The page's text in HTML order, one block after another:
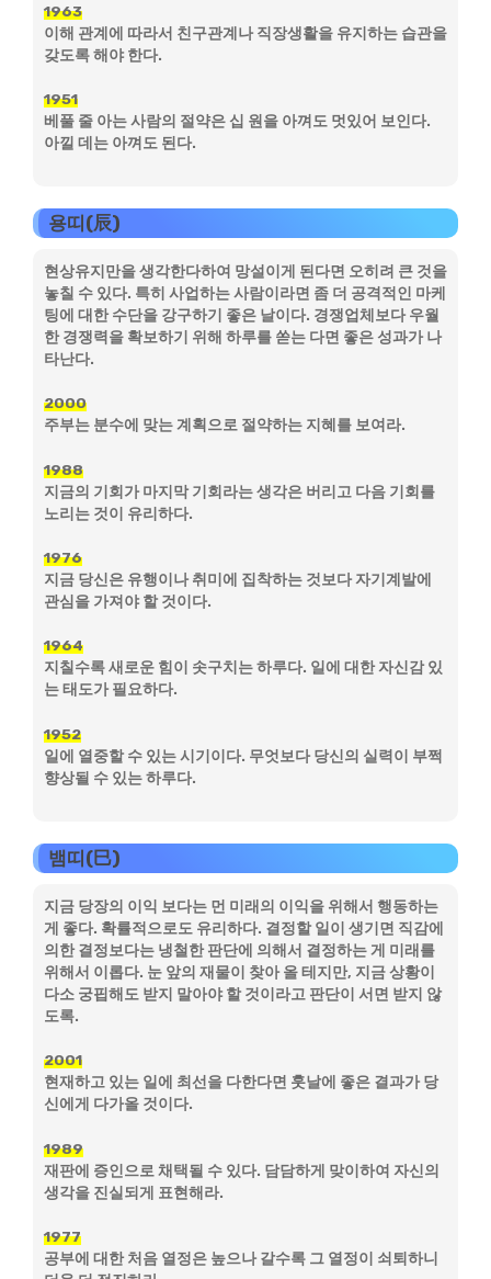
1963
이해 관계에 따라서 친구관계나 직장생활을 유지하는 습관을
갖도록 해야 한다.
1951
베풀 줄 아는 사람의 절약은 십 원을 아껴도 멋있어 보인다.
아낄 데는 아껴도 된다.
용띠(辰)
현상유지만을 생각한다하여 망설이게 된다면 오히려 큰 것을
놓칠 수 있다. 특히 사업하는 사람이라면 좀 더 공격적인 마케
팅에 대한 수단을 강구하기 좋은 날이다. 경쟁업체보다 우월
한 경쟁력을 확보하기 위해 하루를 쏟는 다면 좋은 성과가 나
타난다.
2000
주부는 분수에 맞는 계획으로 절약하는 지혜를 보여라.
1988
지금의 기회가 마지막 기회라는 생각은 버리고 다음 기회를
노리는 것이 유리하다.
1976
지금 당신은 유행이나 취미에 집착하는 것보다 자기계발에
관심을 가져야 할 것이다.
1964
지칠수록 새로운 힘이 솟구치는 하루다. 일에 대한 자신감 있
는 태도가 필요하다.
1952
일에 열중할 수 있는 시기이다. 무엇보다 당신의 실력이 부쩍
향상될 수 있는 하루다.
뱀띠(巳)
지금 당장의 이익 보다는 먼 미래의 이익을 위해서 행동하는
게 좋다. 확률적으로도 유리하다. 결정할 일이 생기면 직감에
의한 결정보다는 냉철한 판단에 의해서 결정하는 게 미래를
위해서 이롭다. 눈 앞의 재물이 찾아 올 테지만, 지금 상황이
다소 궁핍해도 받지 말아야 할 것이라고 판단이 서면 받지 않
도록.
2001
현재하고 있는 일에 최선을 다한다면 훗날에 좋은 결과가 당
신에게 다가올 것이다.
1989
재판에 증인으로 채택될 수 있다. 담담하게 맞이하여 자신의
생각을 진실되게 표현해라.
1977
공부에 대한 처음 열정은 높으나 갈수록 그 열정이 쇠퇴하니